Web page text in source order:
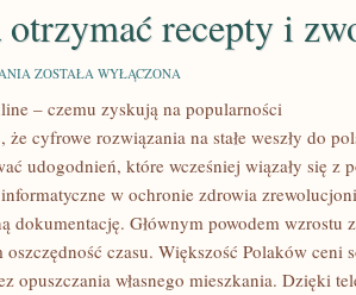
otrzymać recepty i
JAK
OTRZYMAĆ
I
ZWOLNIENIA
ONLINE
ZOSTAŁA WYŁĄCZONA
– czemu zyskują na popularności
że cyfrowe rozwiązania na stałe weszły do
udogodnień, które wcześniej wiązały się z
w ochronie zdrowia
dokumentację. Głównym powodem wzrostu
czasu. Większość Polaków ceni
opuszczania własnego mieszkania. Dzięki